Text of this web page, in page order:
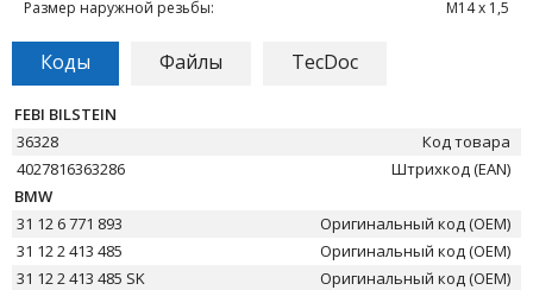
Размер наружной резьбы:
M14 x 1,5
Коды Файлы TecDoc
FEBI BILSTEIN
36328
Код товара
4027816363286
Штрихкод (EAN)
BMW
31 12 6 771 893
Оригинальный код (OEM)
31 12 2 413 485
Оригинальный код (OEM)
31 12 2 413 485 SK
Оригинальный код (OEM)